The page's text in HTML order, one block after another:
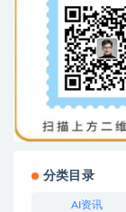
分类目录
AI资讯